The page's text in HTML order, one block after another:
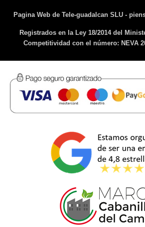
Pagina Web de Tele-guadalcan SLU -
Registrados en la Ley 18/2014 del
Competitividad con el número: NEVA